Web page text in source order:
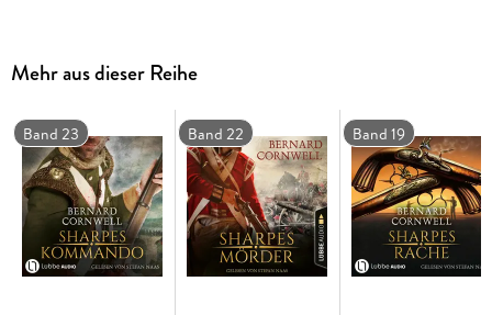
großen Liebe und den Verlust seines Hauses hinweg. Zu allem
Überfluss erkennt Sharpe bald, dass der Feind in den eigenen
Mehr aus dieser Reihe
Band 23 Band 22 Band 19